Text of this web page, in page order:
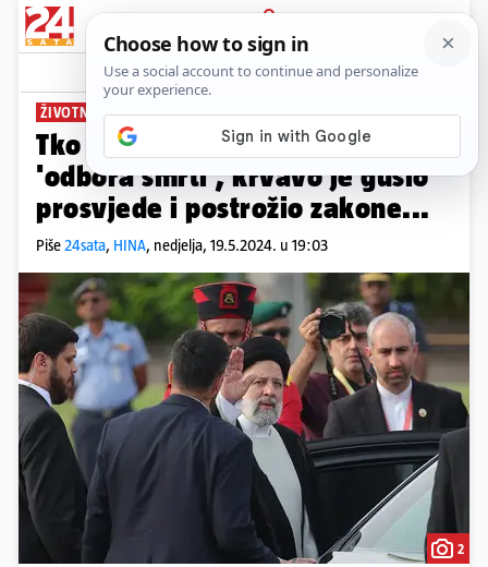
PRIJAVA
News Komentari
ŽIVOTNO UGROŽEN NAKON NESREĆE
Tko je prvi čovjek Irana? Dio je
'odbora smrti', krvavo je gušio
prosvjede i postrožio zakone...
Piše24sata, HINA, nedjelja, 19.5.2024. u 19:03
2